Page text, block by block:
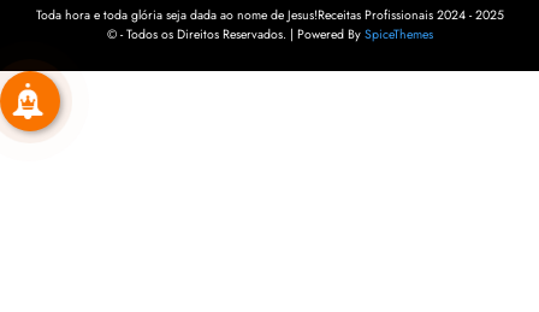
Toda hora e toda glória seja dada ao nome de Jesus!Receitas Profissionais 2024 - 2025
© - Todos os Direitos Reservados. | Powered By SpiceThemes